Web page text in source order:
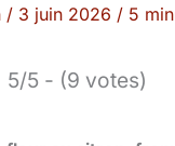
/ 3 juin 2026 / 5
5/5 - (9 votes)